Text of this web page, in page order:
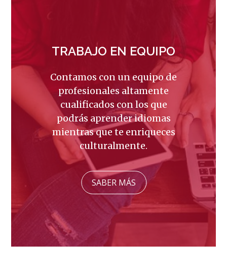
TRABAJO EN EQUIPO
Contamos con un equipo de
profesionales altamente
cualificados con los que
podrás aprender idiomas
mientras que te enriqueces
culturalmente.
SABER MÁS